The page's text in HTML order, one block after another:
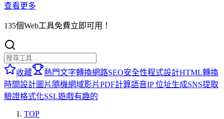
查看更多
135個Web工具免費立即可用！
收藏 熱門文字轉換網路SEO安全性程式設計HTML轉換
時間設計圖片 隨機網域影片PDF計算語音IP 位址生成SNS提取
驗證格式化SSL遊戲有趣的
TOP